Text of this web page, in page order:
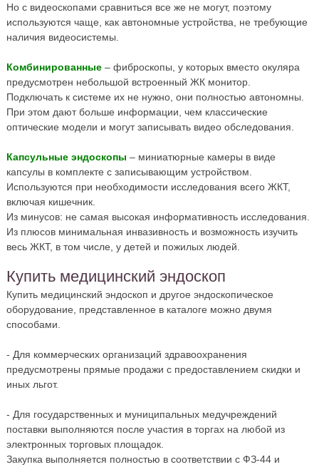
Но с видеоскопами сравниться все же не могут, поэтому
используются чаще, как автономные устройства, не требующие
наличия видеосистемы.
Комбинированные– фиброскопы, у которых вместо окуляра
предусмотрен небольшой встроенный ЖК монитор.
Подключать к системе их не нужно, они полностью автономны.
При этом дают больше информации, чем классические
оптические модели и могут записывать видео обследования.
Капсульные эндоскопы – миниатюрные камеры в виде
капсулы в комплекте с записывающим устройством.
Используются при необходимости исследования всего ЖКТ,
включая кишечник.
Из минусов: не самая высокая информативность исследования.
Из плюсов минимальная инвазивность и возможность изучить
весь ЖКТ, в том числе, у детей и пожилых людей.
Купить медицинский эндоскоп
Купить медицинский эндоскоп и другое эндоскопическое
оборудование, представленное в каталоге можно двумя
способами.
- Для коммерческих организаций здравоохранения
предусмотрены прямые продажи с предоставлением скидки и
иных льгот.
- Для государственных и муниципальных медучреждений
поставки выполняются после участия в торгах на любой из
электронных торговых площадок.
Закупка выполняется полностью в соответствии с ФЗ-44 и